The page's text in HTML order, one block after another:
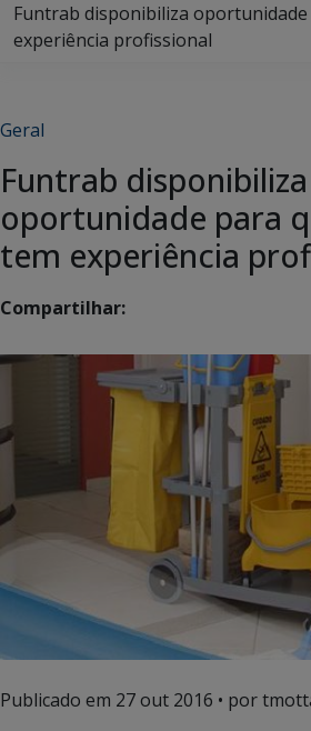
Funtrab disponibiliza
experiência profissional
Geral
Funtrab disponibiliza
oportunidade para
tem experiência
Compartilhar:
Publicado em 27 out 2016 • por